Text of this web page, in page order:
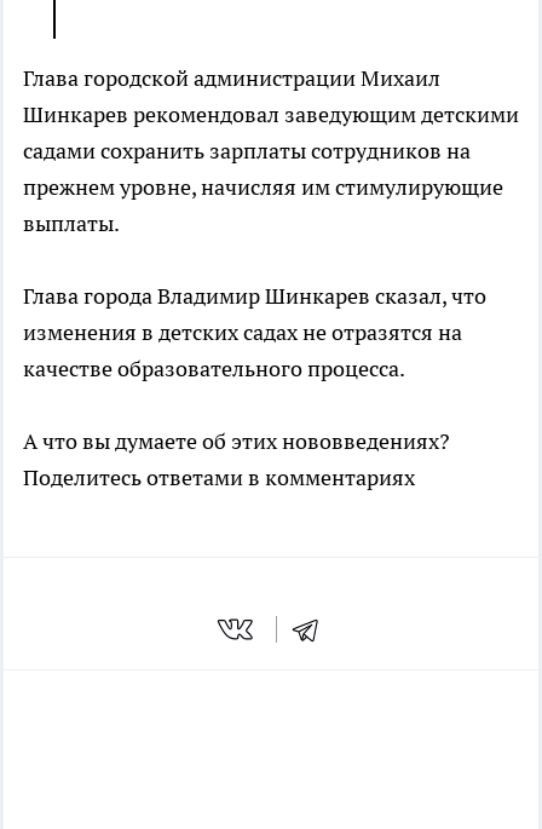
Глава городской администрации Михаил
Шинкарев рекомендовал заведующим детскими
садами сохранить зарплаты сотрудников на
прежнем уровне, начисляя им стимулирующие
выплаты.
Глава города Владимир Шинкарев сказал, что
изменения в детских садах не отразятся на
качестве образовательного процесса.
А что вы думаете об этих нововведениях?
Поделитесь ответами в комментариях